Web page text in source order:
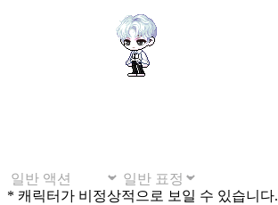
* 캐릭터가 비정상적으로 보일 수 있습니다.